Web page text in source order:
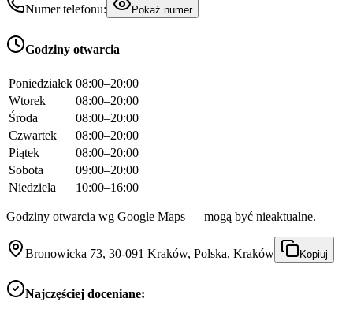
Numer telefonu: Pokaż numer
Godziny otwarcia
Poniedziałek 08:00–20:00
Wtorek
08:00–20:00
Środa
08:00–20:00
Czwartek
08:00–20:00
Piątek
08:00–20:00
Sobota
09:00–20:00
Niedziela
10:00–16:00
Godziny otwarcia wg Google Maps — mogą być nieaktualne.
Bronowicka 73, 30-091 Kraków, Polska, Kraków Kopiuj
Najczęściej doceniane: